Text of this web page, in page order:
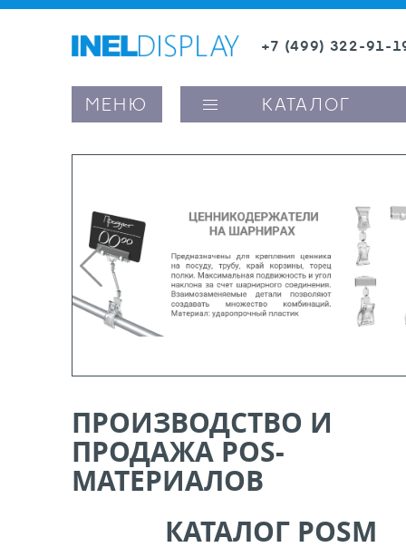
+7 (499) 322-91-
МЕНЮ КАТАЛОГ
ценникодержатели
полочного пространства
вывесок и шелфтокеры
оборудование, комплектующие
ценников
рамки и аксессуары
напольные, подвесные, на полку
ПРОИЗВОДСТВО И
ПРОДАЖА POS-
МАТЕРИАЛОВ
КАТАЛОГ POSM